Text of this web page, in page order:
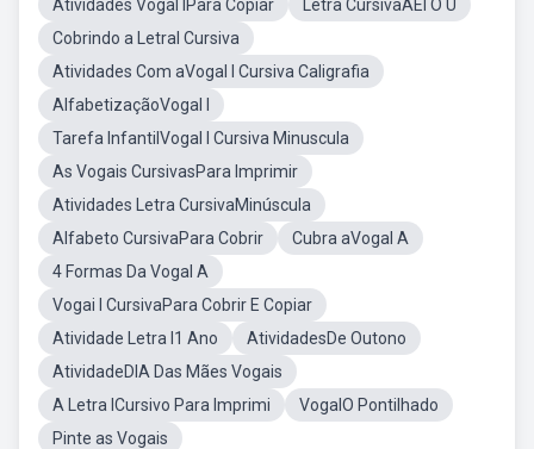
Atividades Vogal IPara Copiar
Letra CursivaAEI O U
Cobrindo a LetraI Cursiva
Atividades Com aVogal I Cursiva Caligrafia
AlfabetizaçãoVogal I
Tarefa InfantilVogal I Cursiva Minuscula
As Vogais CursivasPara Imprimir
Atividades Letra CursivaMinúscula
Alfabeto CursivaPara Cobrir
Cubra aVogal A
4 Formas Da Vogal A
Vogai I CursivaPara Cobrir E Copiar
Atividade Letra I1 Ano
AtividadesDe Outono
AtividadeDIA Das Mães Vogais
A Letra ICursivo Para Imprimi
VogalO Pontilhado
Pinte as Vogais